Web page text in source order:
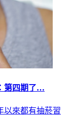
第四期了…
以來都有抽菸習